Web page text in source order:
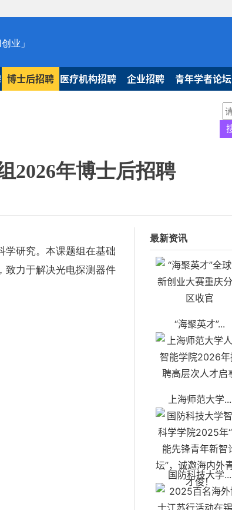
业」
博士后招聘 医疗机构招聘 企业招聘 青年学者论坛
2026年博士后招聘
学研究。本课题组在基础
致力于解决光电探测器件
最新资讯
“海聚英才”...
上海师范大学...
国防科技大学...